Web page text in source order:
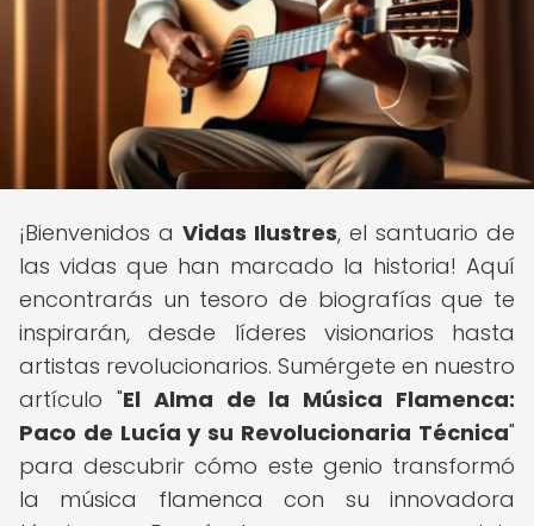
¡Bienvenidos a Vidas Ilustres, el santuario de
las vidas que han marcado la historia! Aquí
encontrarás un tesoro de biografías que te
inspirarán, desde líderes visionarios hasta
artistas revolucionarios. Sumérgete en nuestro
artículo "El Alma de la Música Flamenca:
Paco de Lucía y su Revolucionaria Técnica"
para descubrir cómo este genio transformó
la música flamenca con su innovadora